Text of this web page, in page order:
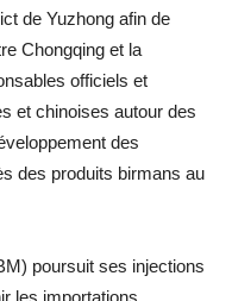
de Yuzhong afin de
Chongqing et la
officiels et
et chinoises autour des
des
des produits birmans au
poursuit ses injections